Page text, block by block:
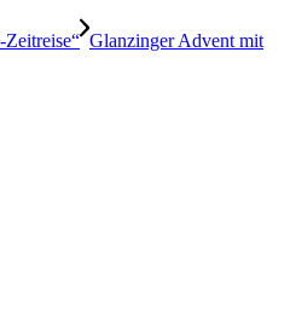
Glanzinger Advent mit